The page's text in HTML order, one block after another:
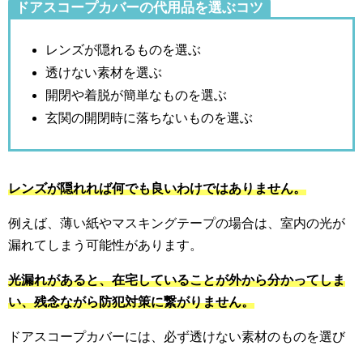
ドアスコープカバーの代用品を選ぶコツ
レンズが隠れるものを選ぶ
透けない素材を選ぶ
開閉や着脱が簡単なものを選ぶ
玄関の開閉時に落ちないものを選ぶ
レンズが隠れれば何でも良いわけではありません。
例えば、薄い紙やマスキングテープの場合は、室内の光が
漏れてしまう可能性があります。
光漏れがあると、在宅していることが外から分かってしま
い、残念ながら防犯対策に繋がりません。
ドアスコープカバーには、必ず透けない素材のものを選び